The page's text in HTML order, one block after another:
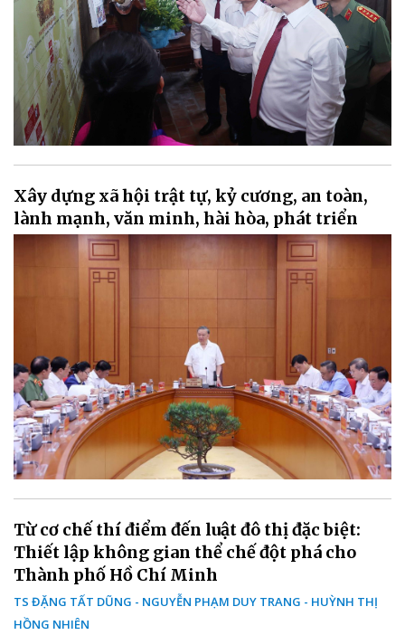
Xây dựng xã hội trật tự, kỷ cương, an toàn,
lành mạnh, văn minh, hài hòa, phát triển
Từ cơ chế thí điểm đến luật đô thị đặc biệt:
Thiết lập không gian thể chế đột phá cho
Thành phố Hồ Chí Minh
TS ĐẶNG TẤT DŨNG - NGUYỄN PHẠM DUY TRANG - HUỲNH THỊ
HỒNG NHIÊN